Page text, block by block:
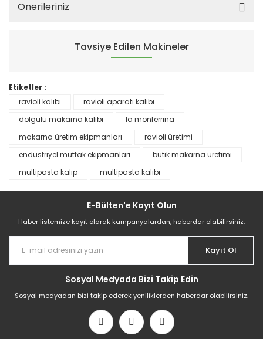
Önerileriniz
Tavsiye Edilen Makineler
454.353,41 TL
Etiketler :
ravioli kalıbı
ravioli aparatı kalıbı
dolgulu makarna kalıbı
la monferrina
makarna üretim ekipmanları
ravioli üretimi
endüstriyel mutfak ekipmanları
butik makarna üretimi
multipasta kalıp
multipasta kalıbı
E-Bülten'e Kayıt Olun
Haber listemize kayıt olarak kampanyalardan, haberdar olabilirsiniz.
Kayıt Ol
Sosyal Medyada Bizi Takip Edin
Sosyal medyadan bizi takip ederek yeniliklerden haberdar olabilirsiniz.